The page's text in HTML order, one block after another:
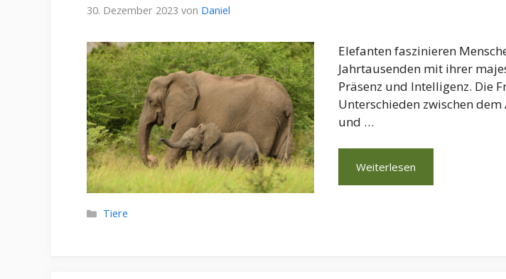
30. Dezember 2023 von Daniel
Elefanten faszinieren
Jahrtausenden mit ihrer
Präsenz und Intelligenz. Die
Unterschieden zwischen
und …
Weiterlesen
Kategorien
Tiere